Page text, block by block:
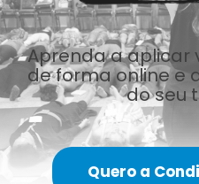
Aprenda a aplicar
de forma online e
do seu
Quero a